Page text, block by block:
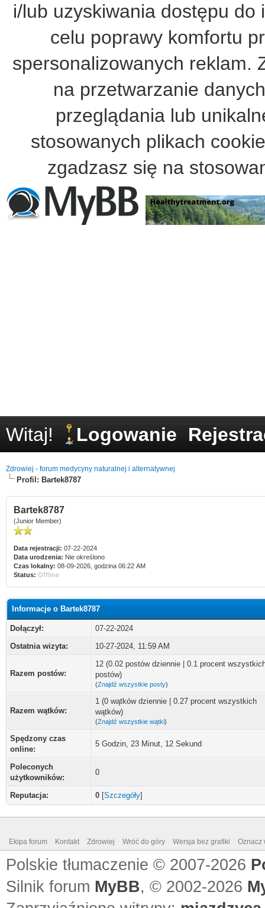
i/lub uzyskiwania dostępu
celu poprawy komfortu
spersonalizowanych reklam.
na przetwarzanie
przeglądania lub
stosowanych plikach
zgadzasz się na
Witaj! Logowanie
Zdrowiej - forum medycyny naturalnej i alternatywnej
Profil: Bartek8787
Bartek8787
(Junior Member)
Data rejestracji: 07-22-2024
Data urodzenia: Nie określono
Czas lokalny: 08-09-2026, godzina 06:22 AM
Status: Offline
Informacje o Bartek8787
Dołączył:
07-22-2024
Ostatnia wizyta:
10-27-2024, 11:59 AM
Razem postów:
12 (0.02 postów dziennie | 0.1 procent
postów)
(Znajdź wszystkie posty)
Razem wątków:
1 (0 wątków dziennie | 0.27 procent wszystkich
wątków)
(Znajdź wszystkie wątki)
Spędzony czas
online:
5 Godzin, 23 Minut, 12 Sekund
Poleconych
użytkowników:
0
Reputacja: 0 [Szczegóły]
Ekipa forum Kontakt Zdrowiej Wróć do góry Wersja bez grafiki Oznacz
Polskie tłumaczenie © 2007-2026
Silnik forum MyBB, © 2002-2026